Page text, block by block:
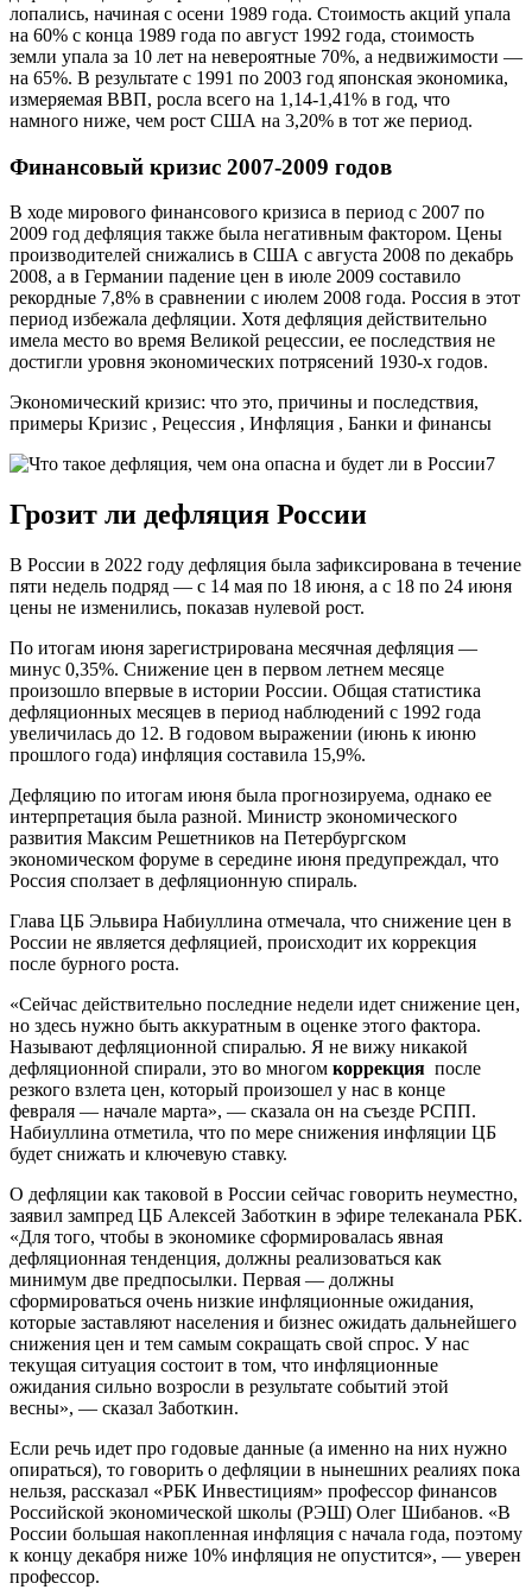
лопались, начиная с осени 1989 года. Стоимость акций упала
на 60% с конца 1989 года по август 1992 года, стоимость
земли упала за 10 лет на невероятные 70%, а недвижимости —
на 65%. В результате с 1991 по 2003 год японская экономика,
измеряемая ВВП, росла всего на 1,14-1,41% в год, что
намного ниже, чем рост США на 3,20% в тот же период.
Финансовый кризис 2007-2009 годов
В ходе мирового финансового кризиса в период с 2007 по
2009 год дефляция также была негативным фактором. Цены
производителей снижались в США с августа 2008 по декабрь
2008, а в Германии падение цен в июле 2009 составило
рекордные 7,8% в сравнении с июлем 2008 года. Россия в этот
период избежала дефляции. Хотя дефляция действительно
имела место во время Великой рецессии, ее последствия не
достигли уровня экономических потрясений 1930-х годов.
Экономический кризис: что это, причины и последствия,
примеры Кризис , Рецессия , Инфляция , Банки и финансы
Грозит ли дефляция России
В России в 2022 году дефляция была зафиксирована в течение
пяти недель подряд — с 14 мая по 18 июня, а с 18 по 24 июня
цены не изменились, показав нулевой рост.
По итогам июня зарегистрирована месячная дефляция —
минус 0,35%. Снижение цен в первом летнем месяце
произошло впервые в истории России. Общая статистика
дефляционных месяцев в период наблюдений с 1992 года
увеличилась до 12. В годовом выражении (июнь к июню
прошлого года) инфляция составила 15,9%.
Дефляцию по итогам июня была прогнозируема, однако ее
интерпретация была разной. Министр экономического
развития Максим Решетников на Петербургском
экономическом форуме в середине июня предупреждал, что
Россия сползает в дефляционную спираль.
Глава ЦБ Эльвира Набиуллина отмечала, что снижение цен в
России не является дефляцией, происходит их коррекция
после бурного роста.
«Сейчас действительно последние недели идет снижение цен,
но здесь нужно быть аккуратным в оценке этого фактора.
Называют дефляционной спиралью. Я не вижу никакой
дефляционной спирали, это во многом коррекция после
резкого взлета цен, который произошел у нас в конце
февраля — начале марта», — сказала он на съезде РСПП.
Набиуллина отметила, что по мере снижения инфляции ЦБ
будет снижать и ключевую ставку.
О дефляции как таковой в России сейчас говорить неуместно,
заявил зампред ЦБ Алексей Заботкин в эфире телеканала РБК.
«Для того, чтобы в экономике сформировалась явная
дефляционная тенденция, должны реализоваться как
минимум две предпосылки. Первая — должны
сформироваться очень низкие инфляционные ожидания,
которые заставляют населения и бизнес ожидать дальнейшего
снижения цен и тем самым сокращать свой спрос. У нас
текущая ситуация состоит в том, что инфляционные
ожидания сильно возросли в результате событий этой
весны», — сказал Заботкин.
Если речь идет про годовые данные (а именно на них нужно
опираться), то говорить о дефляции в нынешних реалиях пока
нельзя, рассказал «РБК Инвестициям» профессор финансов
Российской экономической школы (РЭШ) Олег Шибанов. «В
России большая накопленная инфляция с начала года, поэтому
к концу декабря ниже 10% инфляция не опустится», — уверен
профессор.